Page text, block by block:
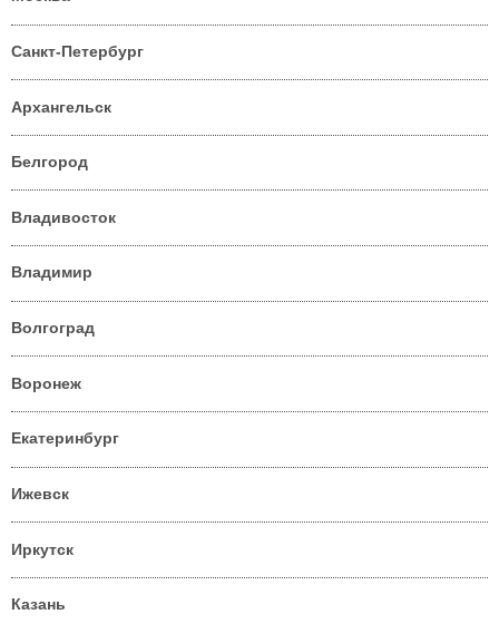
Санкт-Петербург
Архангельск
Белгород
Владивосток
Владимир
Волгоград
Воронеж
Екатеринбург
Ижевск
Иркутск
Казань